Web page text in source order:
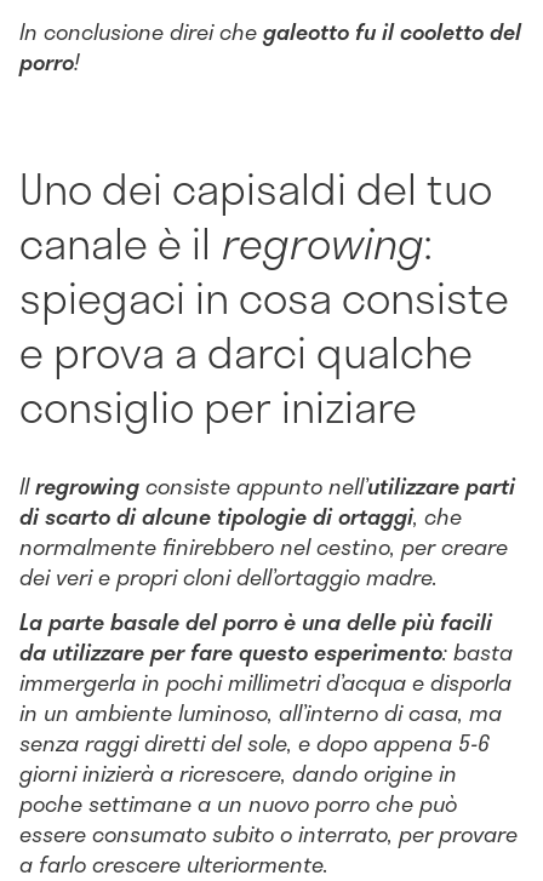
In conclusione direi chegaleotto fu il cooletto del
porro!
Uno dei capisaldi del tuo
canale è il regrowing:
spiegaci in cosa consiste
e prova a darci qualche
consiglio per iniziare
Ilregrowingconsiste appunto nell’utilizzare parti
di scarto di alcune tipologie di ortaggi, che
normalmente finirebbero nel cestino, per creare
dei veri e propri cloni dell’ortaggio madre.
La parte basale del porro è una delle più facili
da utilizzare per fare questo esperimento: basta
immergerla in pochi millimetri d’acqua e disporla
in un ambiente luminoso, all’interno di casa, ma
senza raggi diretti del sole, e dopo appena 5-6
giorni inizierà a ricrescere, dando origine in
poche settimane a un nuovo porro che può
essere consumato subito o interrato, per provare
a farlo crescere ulteriormente.